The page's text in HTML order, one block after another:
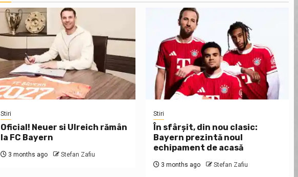
Stiri
Oficial! Neuer si Ulreich rămân
la FC Bayern
3 months ago Stefan Zafiu
Stiri
În sfârșit, din nou clasic:
Bayern prezintă noul
echipament de acasă
3 months ago Stefan Zafiu